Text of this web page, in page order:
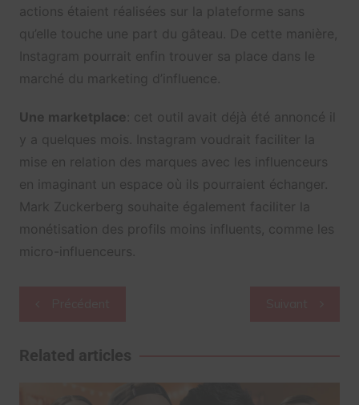
actions étaient réalisées sur la plateforme sans
qu’elle touche une part du gâteau. De cette manière,
Instagram pourrait enfin trouver sa place dans le
marché du marketing d’influence.
Une marketplace : cet outil avait déjà été annoncé il
y a quelques mois. Instagram voudrait faciliter la
mise en relation des marques avec les influenceurs
en imaginant un espace où ils pourraient échanger.
Mark Zuckerberg souhaite également faciliter la
monétisation des profils moins influents, comme les
micro-influenceurs.
l’article
Related articles